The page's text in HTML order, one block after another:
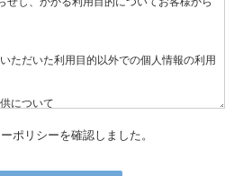
ポリシーを確認しました。